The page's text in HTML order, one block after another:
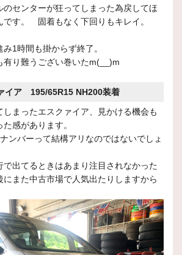
のセンターが狂ってしまった為戻してほ
です。 固着もなく下回りもキレイ。
1時間も掛からず終了。
有り難うござい巻いたm(__)m
イア 195/65R15 NH200装着
しまったエスクァイア、見かける機会も
感があります。
ンバーって結構アリなのではないでしょ
で出てるときはあまり注目されなかった
にまた中古市場で人気出たりしますから